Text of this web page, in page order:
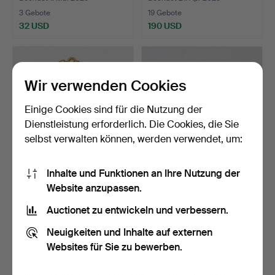
3 Gebote
32 USD
19 Gebote
190 USD
ARMBAND AUS 18 KARAT
Beendet 21. Apr 2025
127 USD
SILBERARMBAND MIT
SCHL…
Beendet 6. Mär 2025
94 USD
Wir verwenden Cookies
Einige Cookies sind für die Nutzung der
Dienstleistung erforderlich. Die Cookies, die Sie
selbst verwalten können, werden verwendet, um:
Inhalte und Funktionen an Ihre Nutzung der
Website anzupassen.
Auctionet zu entwickeln und verbessern.
Neuigkeiten und Inhalte auf externen
Websites für Sie zu bewerben.